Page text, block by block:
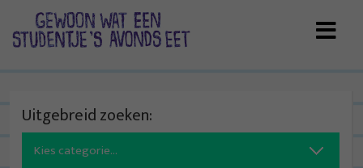
Uitgebreid zoeken:
Search